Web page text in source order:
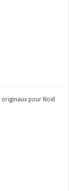
originaux pour Noël